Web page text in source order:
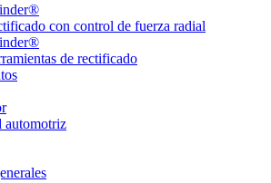
con control de fuerza radial
de rectificado
automotriz